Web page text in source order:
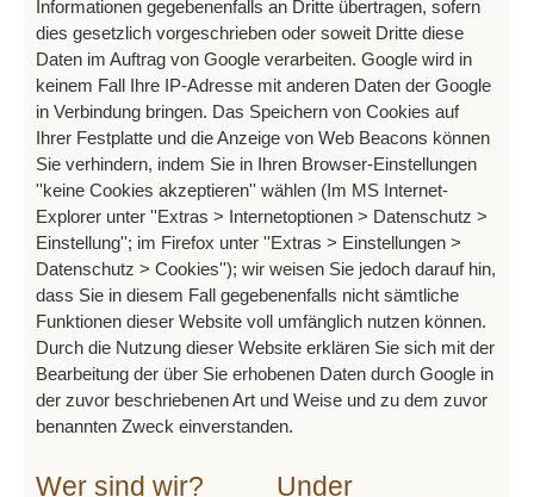
Informationen gegebenenfalls an Dritte übertragen, sofern
dies gesetzlich vorgeschrieben oder soweit Dritte diese
Daten im Auftrag von Google verarbeiten. Google wird in
keinem Fall Ihre IP-Adresse mit anderen Daten der Google
in Verbindung bringen. Das Speichern von Cookies auf
Ihrer Festplatte und die Anzeige von Web Beacons können
Sie verhindern, indem Sie in Ihren Browser-Einstellungen
''keine Cookies akzeptieren'' wählen (Im MS Internet-
Explorer unter ''Extras > Internetoptionen > Datenschutz >
Einstellung''; im Firefox unter ''Extras > Einstellungen >
Datenschutz > Cookies''); wir weisen Sie jedoch darauf hin,
dass Sie in diesem Fall gegebenenfalls nicht sämtliche
Funktionen dieser Website voll umfänglich nutzen können.
Durch die Nutzung dieser Website erklären Sie sich mit der
Bearbeitung der über Sie erhobenen Daten durch Google in
der zuvor beschriebenen Art und Weise und zu dem zuvor
benannten Zweck einverstanden.
Wer sind wir?
Under